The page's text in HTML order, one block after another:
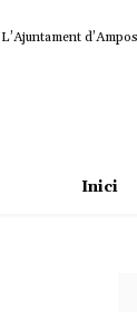
L’Ajuntament
Inici